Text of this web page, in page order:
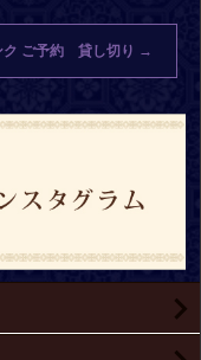
ク ご予約 貸し切り →